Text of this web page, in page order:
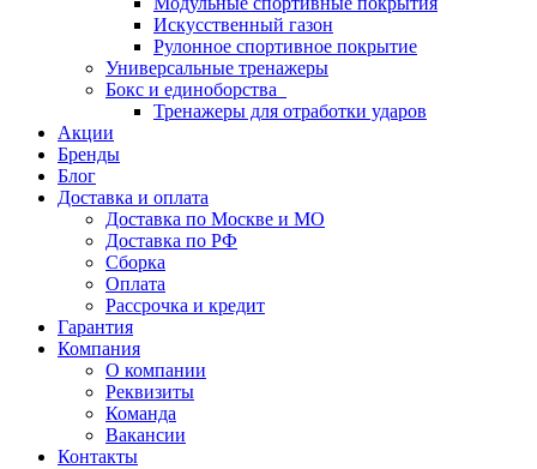
Искусственный газон
Рулонное спортивное покрытие
Универсальные тренажеры
Бокс и единоборства
Тренажеры для отработки ударов
Акции
Бренды
Блог
Доставка и оплата
Доставка по Москве и МО
Доставка по РФ
Сборка
Оплата
Рассрочка и кредит
Гарантия
Компания
О компании
Реквизиты
Команда
Вакансии
Контакты